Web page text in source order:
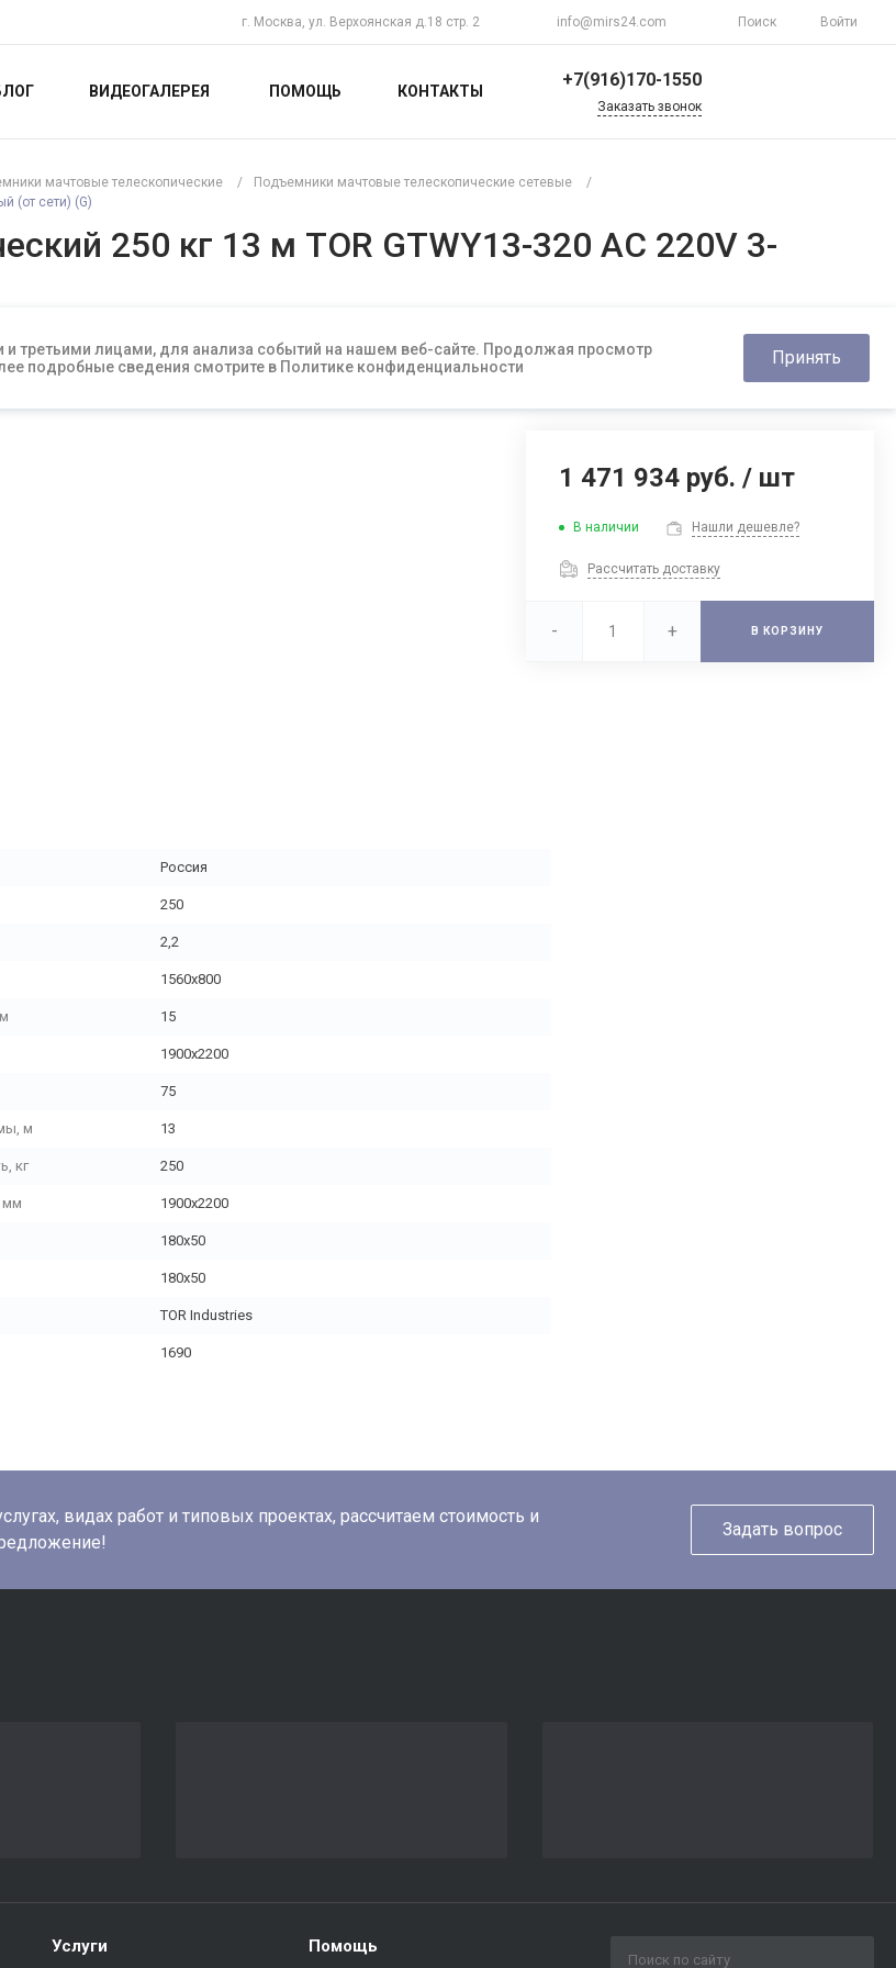
г. Москва, ул. Верхоянская д.18 стр. 2 info@mirs24.com Поиск Войти
ВИДЕОГАЛЕРЕЯ ПОМОЩЬ КОНТАКТЫ
+7(916)170-1550
Верхоянская д.18 стр.
Воскресенье
Выходной
Заказать звонок
мачтовые телескопические / Подъемники мачтовые телескопические сетевые
/
(от сети) (G)
250 кг 13 м TOR GTWY13-320 AC 220V 3-
третьими лицами, для анализа событий на нашем веб-сайте. Продолжая просмотр
подробные сведения смотрите в Политике конфиденциальности
Принять
1 471 934 руб./ шт
В наличии Нашли дешевле?
Рассчитать доставку
- + В КОРЗИНУ
Россия
250
2,2
1560х800
15
1900x2200
75
м 13
кг 250
мм 1900x2200
180х50
180х50
TOR Industries
1690
видах работ и типовых проектах, рассчитаем стоимость и
Задать вопрос
Услуги Помощь